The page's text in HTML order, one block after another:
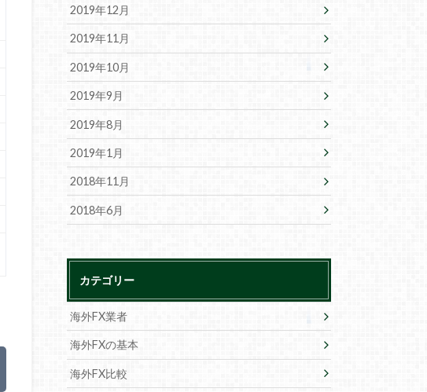
2019年12月
2019年11月
2019年10月
2019年9月
2019年8月
2019年1月
2018年11月
2018年6月
カテゴリー
海外FX業者
海外FXの基本
海外FX比較